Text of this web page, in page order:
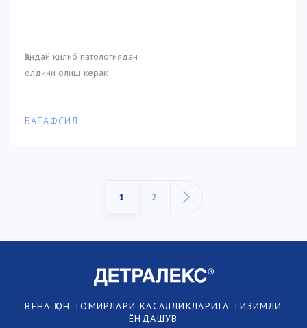
Қандай қилиб патологиядан
олдини олиш керак
БАТАФСИЛ
1 2
ВЕНА ҚОН ТОМИРЛАРИ КАСАЛЛИКЛАРИГА ТИЗИМЛИ
ЁНДАШУВ